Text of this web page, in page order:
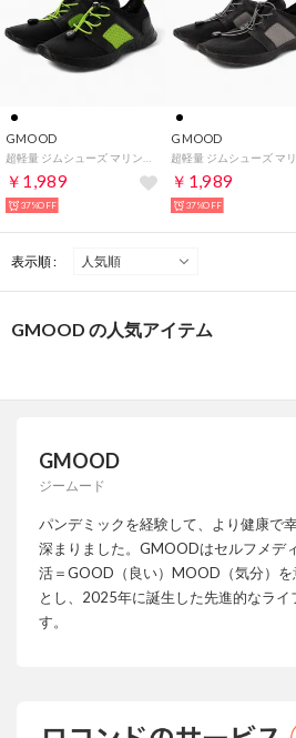
GMOOD
￥1,989
37%OFF
GMOOD
￥1,989
37%OFF
表示順 :
GMOOD の人気アイテム
GMOOD
ジームード
パンデミックを経験して、より健康で
深まりました。GMOODはセルフメデ
活＝GOOD（良い）MOOD（気分）を
とし、2025年に誕生した先進的なラ
す。